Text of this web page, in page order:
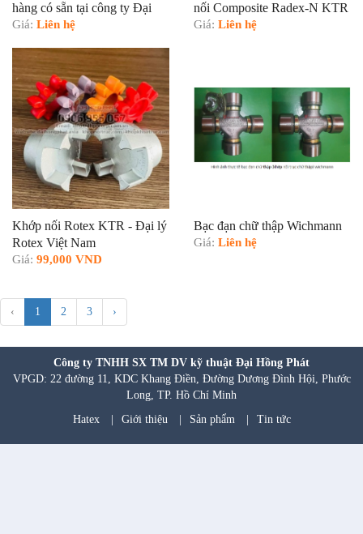
hàng có sẵn tại công ty Đại
Hồng Phát
Giá: Liên hệ
nối Composite Radex-N KTR
Germany
Giá: Liên hệ
Khớp nối Rotex KTR - Đại lý
Rotex Việt Nam
Giá: 99,000 VND
Bạc đạn chữ thập Wichmann
Giá: Liên hệ
‹ 1 2 3 ›
Công ty TNHH SX TM DV kỹ thuật Đại Hồng Phát
VPGD: 22 đường 11, KDC Khang Điền, Đường Dương Đình Hội, Phước
Long, TP. Hồ Chí Minh
Hatex
Giới thiệu Sản phẩm Tin tức